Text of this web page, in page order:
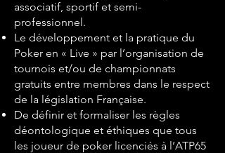
associatif, sportif et semi-
professionnel.
Le développement et la pratique du
Poker en « Live » par l’organisation de
tournois et/ou de championnats
gratuits entre membres dans le respect
de la législation Française.
De définir et formaliser les règles
déontologique et éthiques que tous
les joueur de poker licenciés à l’ATP65